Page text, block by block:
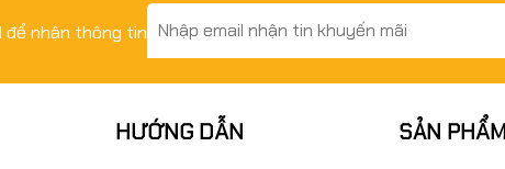
để nhận thông tin
HƯỚNG DẪN SẢN PHẨM